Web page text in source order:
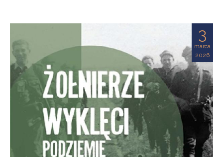
3
marca
2026